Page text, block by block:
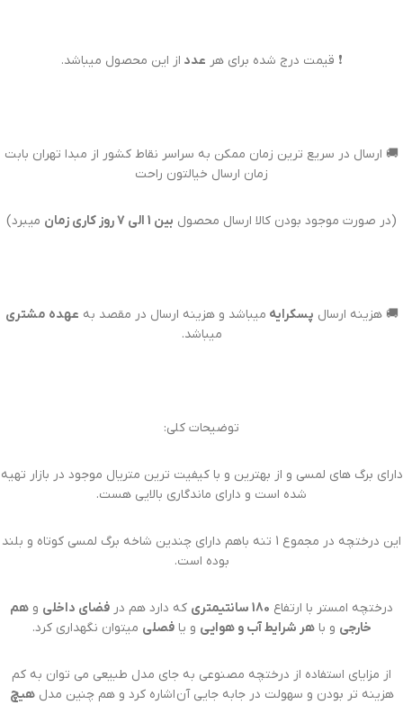
❗ قیمت درج شده برای هر عدد از این محصول میباشد.
🚚 ارسال در سریع ترین زمان ممکن به سراسر نقاط کشور از مبدا تهران بابت
زمان ارسال خیالتون راحت
(در صورت موجود بودن کالا ارسال محصول بین 1 الی 7 روز کاری زمان میبرد)
🚚 هزینه ارسال پسکرایه میباشد و هزینه ارسال در مقصد به عهده مشتری
میباشد.
توضیحات کلی:
دارای برگ های لمسی و از بهترین و با کیفیت ترین متریال موجود در بازار تهیه
شده است و دارای ماندگاری بالایی هست.
این درختچه در مجموع 1 تنه باهم دارای چندین شاخه برگ لمسی کوتاه و بلند
بوده است.
درختچه امستر با ارتفاع 180 سانتیمتری که دارد هم در فضای داخلی و هم
خارجی و باهر شرایط آب و هوایی و یافصلی میتوان نگهداری کرد.
از مزایای استفاده از درختچه مصنوعی به جای مدل طبیعی می توان به کم
هزینه تر بودن و سهولت در جابه جایی آن اشاره کرد و هم چنین مدلهیچ